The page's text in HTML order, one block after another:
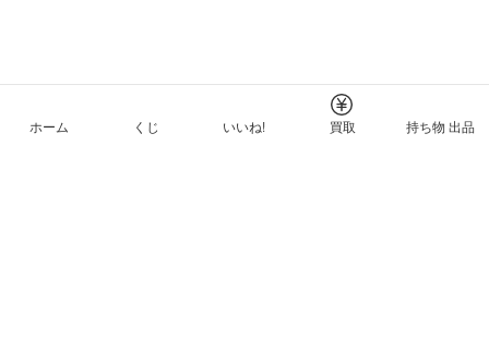
ホーム くじ いいね! 買取 持ち物 出品